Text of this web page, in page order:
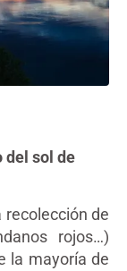
del sol de
recolección de
rojos…)
la mayoría de